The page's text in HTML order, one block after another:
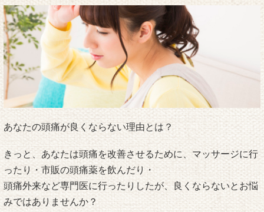
あなたの頭痛が良くならない理由とは？
きっと、あなたは頭痛を改善させるために、マッサージに行
ったり・市販の頭痛薬を飲んだり・
頭痛外来など専門医に行ったりしたが、良くならないとお悩
みではありませんか？